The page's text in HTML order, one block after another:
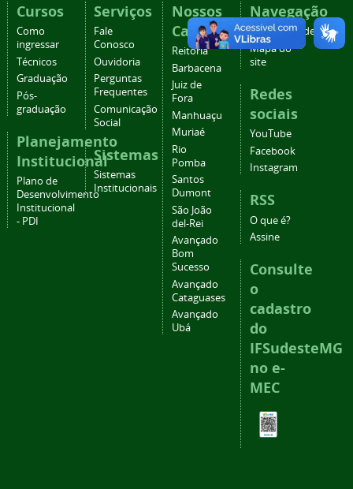
Cursos
Como
ingressar
Técnicos
Graduação
Pós-
graduação
Planejamento
Institucional
Plano de
Desenvolvimento
Institucional
- PDI
Serviços
Fale
Conosco
Ouvidoria
Perguntas
Frequentes
Comunicação
Social
Sistemas
Sistemas
Institucionais
Nossos
Campi
Reitoria
Barbacena
Juiz de
Fora
Manhuaçu
Muriaé
Rio
Pomba
Santos
Dumont
São João
del-Rei
Avançado
Bom
Sucesso
Avançado
Cataguases
Avançado
Ubá
Navegação
Acessibilidade
Mapa do
site
Redes
sociais
YouTube
Facebook
Instagram
RSS
O que é?
Assine
Consulte
o
cadastro
do
IFSudesteMG
no e-
MEC